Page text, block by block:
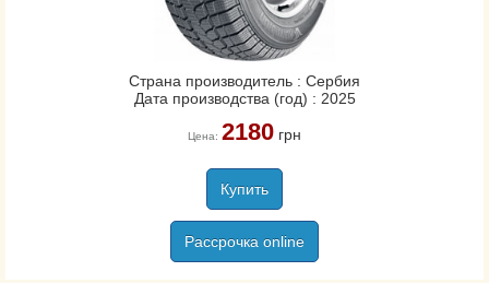
Страна производитель : Сербия
Дата производства (год) : 2025
Цена: 2180грн
Купить
Рассрочка online